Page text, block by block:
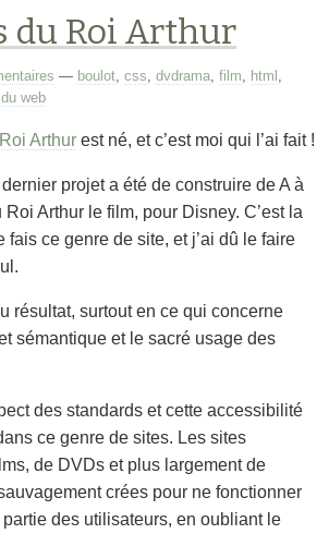
du Roi Arthur
— boulot,css,dvdrama,film, html ,
web
Roi Arthur est né, et c’est moi qui l’ai fait !
projet a été de construire de A à
Arthur le film, pour Disney. C’est la
fais ce genre de site, et j’ai dû le faire
résultat, surtout en ce qui concerne
sémantique et le sacré usage des
des standards et cette accessibilité
ce genre de sites. Les sites
de DVDs et plus largement de
crées pour ne fonctionner
des utilisateurs, en oubliant le